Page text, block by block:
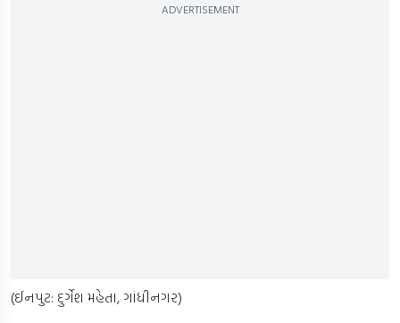
ADVERTISEMENT
(ઈનપુટ: દુર્ગેશ મહેતા, ગાંધીનગર)